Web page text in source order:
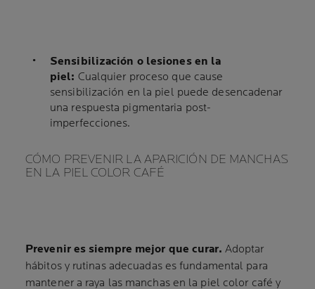
Sensibilización o lesiones en la
piel: Cualquier proceso que cause
sensibilización en la piel puede desencadenar
una respuesta pigmentaria post-
imperfecciones.
CÓMO PREVENIR LA APARICIÓN DE MANCHAS
EN LA PIEL COLOR CAFÉ
Prevenir es siempre mejor que curar. Adoptar
hábitos y rutinas adecuadas es fundamental para
mantener a raya las manchas en la piel color café y